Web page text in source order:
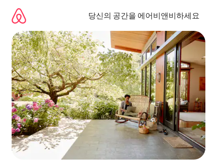
당신의 공간을 에어비앤비하세요